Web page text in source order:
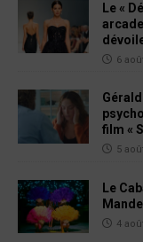
Le «
6
film «
5
Le
4